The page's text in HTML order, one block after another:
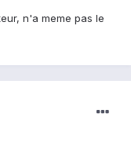
n'a meme pas le